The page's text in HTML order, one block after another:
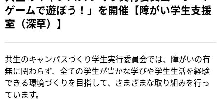
ゲームで遊ぼう！」を開催【障がい学生支援
室（深草）】
共生のキャンパスづくり学生実行委員会では、障がいの有
無に関わらず、全ての学生が豊かな学びや学生生活を経験
できる環境づくりを目指して、さまざまな取り組みを行っ
ています。